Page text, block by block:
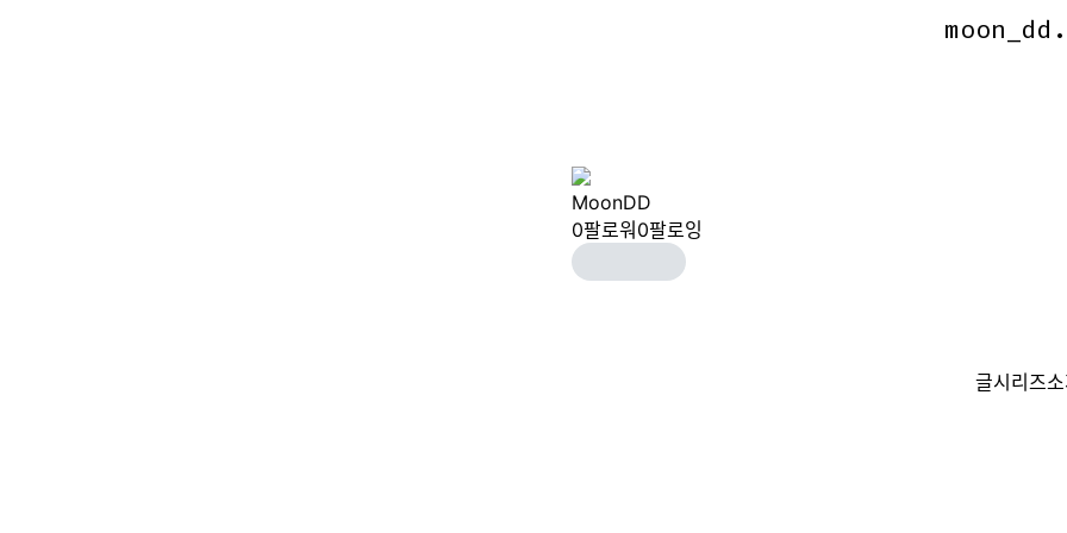
MoonDD
0팔로워 0팔로잉
글시리즈소